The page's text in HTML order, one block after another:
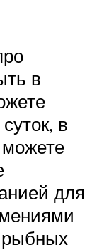
в
в
для
рыбных